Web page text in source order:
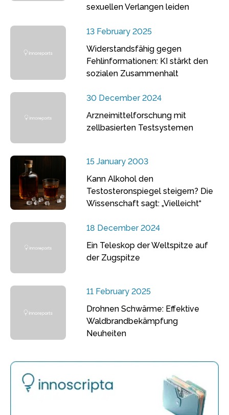
sexuellen Verlangen leiden
13 February 2025
Widerstandsfähig gegen
Fehlinformationen: KI stärkt den
sozialen Zusammenhalt
30 December 2024
Arzneimittelforschung mit
zellbasierten Testsystemen
15 January 2003
Kann Alkohol den
Testosteronspiegel steigern? Die
Wissenschaft sagt: „Vielleicht“
18 December 2024
Ein Teleskop der Weltspitze auf
der Zugspitze
11 February 2025
Drohnen Schwärme: Effektive
Waldbrandbekämpfung
Neuheiten